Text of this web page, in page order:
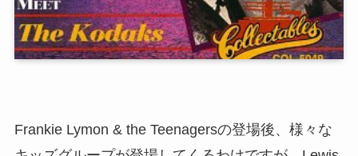
Frankie Lymon & the Teenagersの登場後、様々な